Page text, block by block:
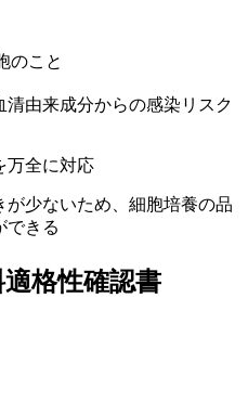
のこと
清由来成分からの感染リスク
万全に対応
が少ないため、細胞培養の品
できる
格性確認書